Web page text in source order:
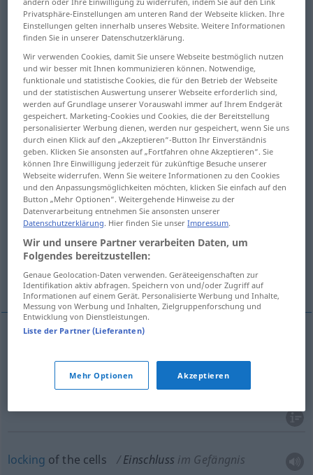
Einschusses;Einschüsse>AR
Übersicht aller Übersetzungen
(Für mehr Details die Übersetzung anklicken/antippen)
inclusion locking of the cells, lockup
inclusion
inclusion, inlier, pocket, xenocryst, xenolith
inclusion, deposit enclavement
encirclement, blockade
occlusion, inclusion
Einschluss → siehe „einschließlich
locking of the cells Einschluss im Gefängnis
Privatsphäre-Einstellungen am unteren Rand der Webseite klicken. Ihre
Einstellungen gelten innerhalb unseres Website. Weitere Informationen
finden Sie in unserer Datenschutzerklärung.
Wir verwenden Cookies, damit Sie unsere Webseite bestmöglich nutzen
und wir besser mit Ihnen kommunizieren können. Notwendige,
funktionale und statistische Cookies, die für den Betrieb der Webseite
und der statistischen Auswertung unserer Webseite erforderlich sind,
werden auf Grundlage unserer Vorauswahl immer auf Ihrem Endgerät
gespeichert. Marketing-Cookies und Cookies, die der Bereitstellung
personalisierter Werbung dienen, werden nur gespeichert, wenn Sie uns
durch einen Klick auf den „Akzeptieren“-Button Ihr Einverständnis
geben. Klicken Sie ansonsten auf „Fortfahren ohne Akzeptieren“. Sie
können Ihre Einwilligung jederzeit für zukünftige Besuche unserer
Webseite widerrufen. Wenn Sie weitere Informationen zu den Cookies
und den Anpassungsmöglichkeiten möchten, klicken Sie einfach auf den
Button „Mehr Optionen“. Weitergehende Hinweise zu der
Datenverarbeitung entnehmen Sie ansonsten unserer
Datenschutzerklärung. Hier finden Sie unserImpressum.
Wir und unsere Partner verarbeiten Daten, um
Folgendes bereitzustellen:
Genaue Geolocation-Daten verwenden. Geräteeigenschaften zur
Identifikation aktiv abfragen. Speichern von und/oder Zugriff auf
Informationen auf einem Gerät. Personalisierte Werbung und Inhalte,
Messung von Werbung und Inhalten, Zielgruppenforschung und
Entwicklung von Dienstleistungen.
Liste der Partner (Lieferanten)
Mehr Optionen Akzeptieren